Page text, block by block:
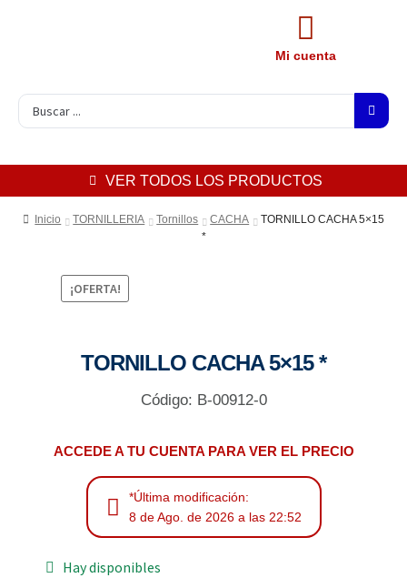
Mi cuenta
VER TODOS LOS PRODUCTOS
Inicio TORNILLERIA Tornillos CACHA
TORNILLO CACHA 5×15
*
¡OFERTA!
TORNILLO CACHA 5×15 *
Código: B-00912-0
ACCEDE A TU CUENTA PARA VER EL PRECIO
*Última modificación:
8 de Ago. de 2026 a las 22:52
Hay disponibles